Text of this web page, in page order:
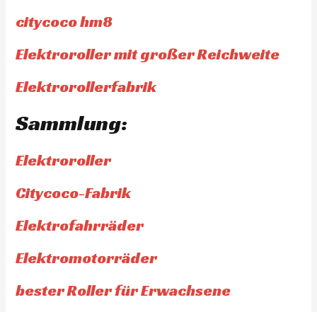
citycoco hm8
Elektroroller mit großer Reichweite
Elektrorollerfabrik
Sammlung:
Elektroroller
Citycoco-Fabrik
Elektrofahrräder
Elektromotorräder
bester Roller für Erwachsene